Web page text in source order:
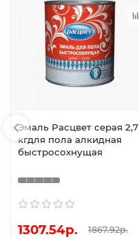
Эмаль Расцвет серая 2,7
кгдля пола алкидная
быстросохнущая
1307.54р. 1867.92р.